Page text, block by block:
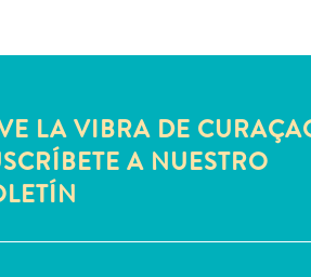
LA VIBRA DE
A NUESTRO